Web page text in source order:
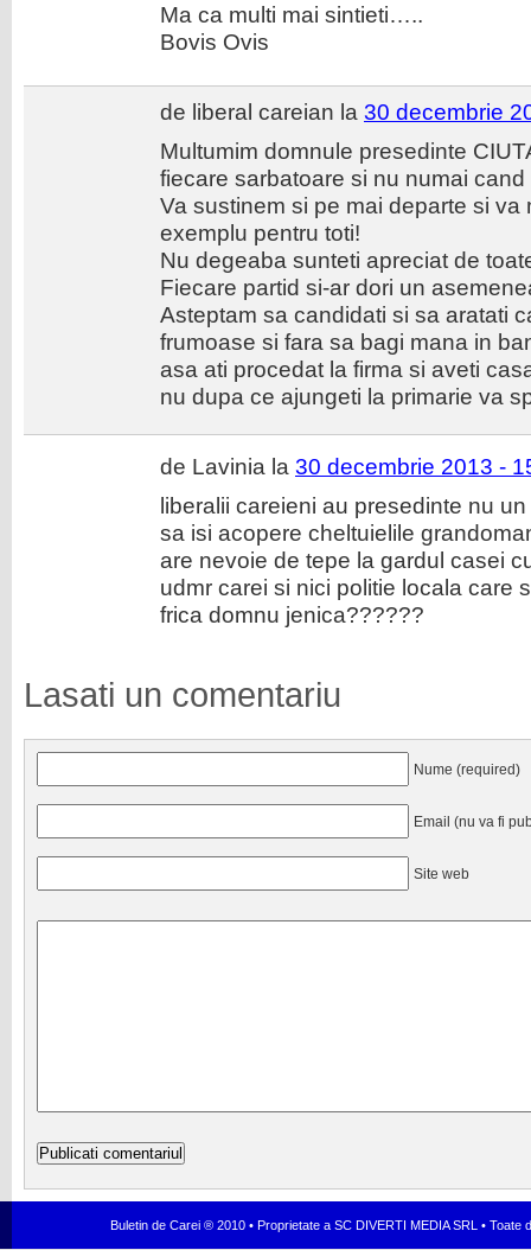
Ma ca multi mai sintieti…..
Bovis Ovis
de liberal careian la 30 decembrie
Multumim domnule presedinte
fiecare sarbatoare si nu numai
Va sustinem si pe mai departe si va
exemplu pentru toti!
Nu degeaba sunteti apreciat de
Fiecare partid si-ar dori un
Asteptam sa candidati si sa aratati
frumoase si fara sa bagi mana in
asa ati procedat la firma si aveti
nu dupa ce ajungeti la primarie va
de Lavinia la 30 decembrie 2013 -
liberalii careieni au presedinte nu
sa isi acopere cheltuielile
are nevoie de tepe la gardul casei
udmr carei si nici politie locala care
frica domnu jenica??????
Lasati un comentariu
Nume (required)
Email (nu va fi
Site web
Buletin de Carei ® 2010 • Proprietate a SC DIVERTI MEDIA SRL •